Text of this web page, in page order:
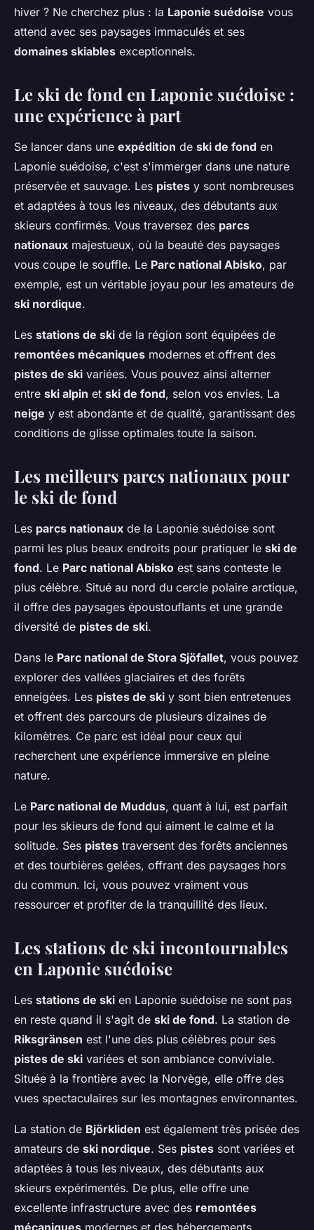
hiver ? Ne cherchez plus : la Laponie suédoise vous
attend avec ses paysages immaculés et ses
domaines skiables exceptionnels.
Le ski de fond en Laponie suédoise :
une expérience à part
Se lancer dans une expédition de ski de fond en
Laponie suédoise, c'est s'immerger dans une nature
préservée et sauvage. Les pistes y sont nombreuses
et adaptées à tous les niveaux, des débutants aux
skieurs confirmés. Vous traversez des parcs
nationaux majestueux, où la beauté des paysages
vous coupe le souffle. Le Parc national Abisko, par
exemple, est un véritable joyau pour les amateurs de
ski nordique.
Les stations de ski de la région sont équipées de
remontées mécaniques modernes et offrent des
pistes de ski variées. Vous pouvez ainsi alterner
entre ski alpin et ski de fond, selon vos envies. La
neige y est abondante et de qualité, garantissant des
conditions de glisse optimales toute la saison.
Les meilleurs parcs nationaux pour
le ski de fond
Les parcs nationaux de la Laponie suédoise sont
parmi les plus beaux endroits pour pratiquer le ski de
fond. Le Parc national Abisko est sans conteste le
plus célèbre. Situé au nord du cercle polaire arctique,
il offre des paysages époustouflants et une grande
diversité de pistes de ski.
Dans le Parc national de Stora Sjöfallet, vous pouvez
explorer des vallées glaciaires et des forêts
enneigées. Les pistes de ski y sont bien entretenues
et offrent des parcours de plusieurs dizaines de
kilomètres. Ce parc est idéal pour ceux qui
recherchent une expérience immersive en pleine
nature.
Le Parc national de Muddus, quant à lui, est parfait
pour les skieurs de fond qui aiment le calme et la
solitude. Ses pistes traversent des forêts anciennes
et des tourbières gelées, offrant des paysages hors
du commun. Ici, vous pouvez vraiment vous
ressourcer et profiter de la tranquillité des lieux.
Les stations de ski incontournables
en Laponie suédoise
Les stations de ski en Laponie suédoise ne sont pas
en reste quand il s'agit de ski de fond. La station de
Riksgränsen est l'une des plus célèbres pour ses
pistes de ski variées et son ambiance conviviale.
Située à la frontière avec la Norvège, elle offre des
vues spectaculaires sur les montagnes environnantes.
La station de Björkliden est également très prisée des
amateurs de ski nordique. Ses pistes sont variées et
adaptées à tous les niveaux, des débutants aux
skieurs expérimentés. De plus, elle offre une
excellente infrastructure avec des remontées
mécaniques modernes et des hébergements